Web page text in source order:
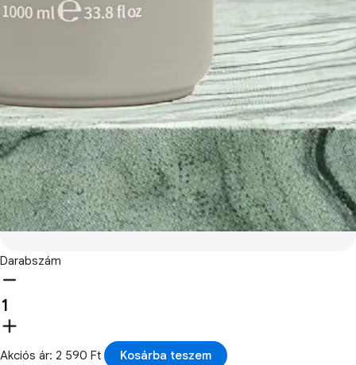
Darabszám
Akciós ár: 2 590 Ft
Kosárba teszem